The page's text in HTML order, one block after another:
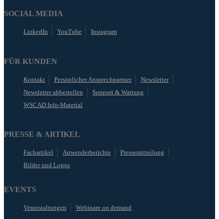
SOCIAL MEDIA
LinkedIn YouTube Instagram
FÜR KUNDEN
Kontakt Persönlicher Ansprechpartner
Newsletter
Newsletter abbestellen
Support & Wartung
WSCAD Info-Material
PRESSE & ARTIKEL
Fachartikel Anwenderberichte
Pressemitteilung
Bilder und Logos
EVENTS
Veranstaltungen Webinare on demand